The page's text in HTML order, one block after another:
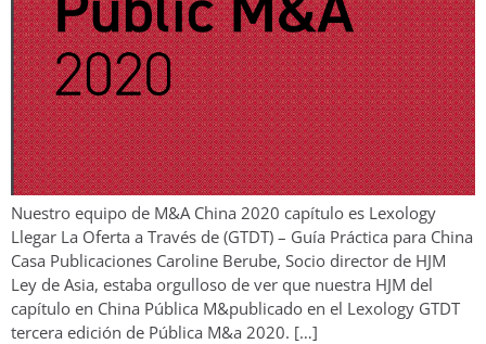
Nuestro equipo de M&A China 2020 capítulo es Lexology
Llegar La Oferta a Través de (GTDT) – Guía Práctica para China
Casa Publicaciones Caroline Berube, Socio director de HJM
Ley de Asia, estaba orgulloso de ver que nuestra HJM del
capítulo en China Pública M&publicado en el Lexology GTDT
tercera edición de Pública M&a 2020. […]